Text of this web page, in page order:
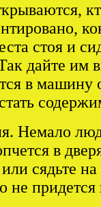
стоя и
дайте им
в
Немало
в
сядьте
не